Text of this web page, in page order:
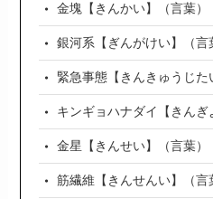
金塊【きんかい】（言葉）
銀河系【ぎんがけい】（言
緊急事態【きんきゅうじた
キンギョハナダイ【きんぎ
金星【きんせい】（言葉）
筋繊維【きんせんい】（言